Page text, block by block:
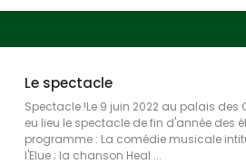
Le spectacle
Spectacle !Le 9 juin 2022 au palais des
eu lieu le spectacle de fin d'année des
programme : La comédie musicale
l'Elue ; la chanson Heal ...